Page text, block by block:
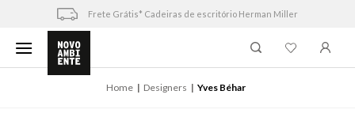
content
Frete Grátis* Cadeiras de escritório Herman Miller
Home Designers Yves Béhar